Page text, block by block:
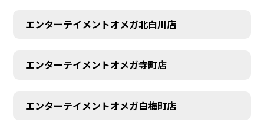
エンターテイメントオメガ北白川店
エンターテイメントオメガ寺町店
エンターテイメントオメガ白梅町店